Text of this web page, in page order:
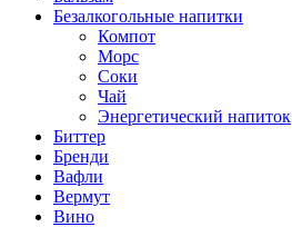
Безалкогольные напитки
Компот
Морс
Соки
Чай
Энергетический напиток
Биттер
Бренди
Вафли
Вермут
Вино